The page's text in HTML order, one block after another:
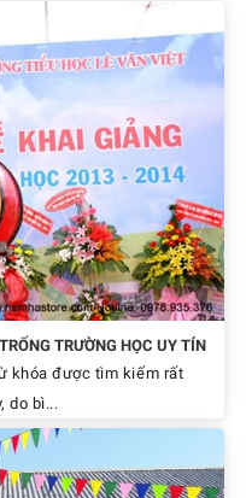
TRƯỜNG HỌC UY TÍN
khóa được tìm kiếm rất
do bì...